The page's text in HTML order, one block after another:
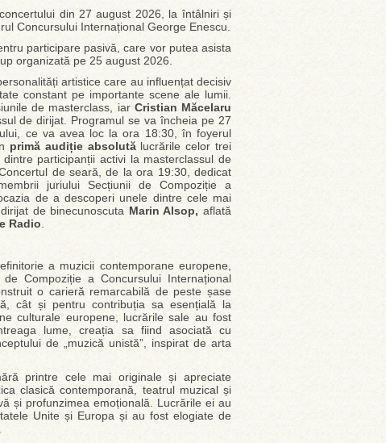
din 27 august 2026, la întâlniri și
Concursului Internațional George Enescu.
participare pasivă, care vor putea asista
organizată pe 25 august 2026.
artistice care au influențat decisiv
constant pe importante scene ale lumii.
de masterclass, iar Cristian Măcelaru
de dirijat. Programul se va încheia pe 27
ce va avea loc la ora 18:30, în foyerul
primă audiție absolutălucrările celor trei
participanții activi la masterclassul de
de seară, de la ora 19:30, dedicat
juriului Secțiunii de Compoziție a
de a descoperi unele dintre cele mai
de binecunoscuta Marin Alsop,aflată
Radio
a muzicii contemporane europene,
Compoziție a Concursului Internațional
o carieră remarcabilă de peste șase
cât și pentru contribuția sa esențială la
culturale europene, lucrările sale au fost
lume, creația sa fiind asociată cu
de „muzică unistă”, inspirat de arta
printre cele mai originale și apreciate
clasică contemporană, teatrul muzical și
și profunzimea emoțională. Lucrările ei au
Unite și Europa și au fost elogiate de